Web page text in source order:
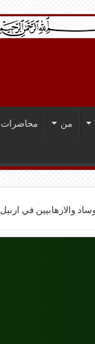
من محاضرات
والارهابيين في